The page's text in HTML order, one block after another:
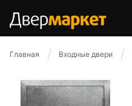
Главная Входные двери